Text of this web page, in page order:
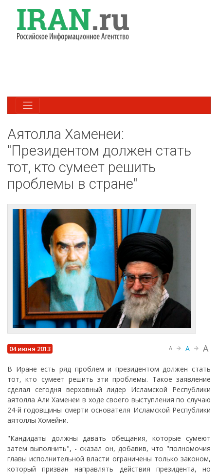
Аятолла Хаменеи:
"Президентом должен стать
тот, кто сумеет решить
проблемы в стране"
04 июня 2013 A A A
В Иране есть ряд проблем и президентом должен стать
тот, кто сумеет решить эти проблемы. Такое заявление
сделал сегодня верховный лидер Исламской Республики
аятолла Али Хаменеи в ходе своего выступления по случаю
24-й годовщины смерти основателя Исламской Республики
аятоллы Хомейни.
"Кандидаты должны давать обещания, которые сумеют
затем выполнить", - сказал он, добавив, что "полномочия
главы исполнительной власти ограничены только законом,
который призван направлять действия президента, но